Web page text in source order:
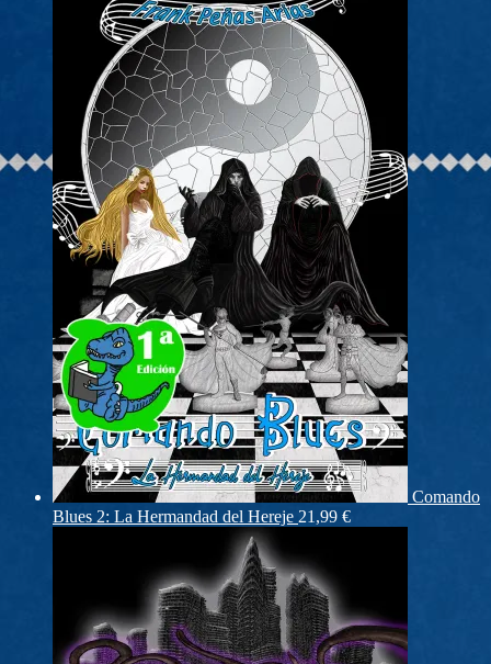
Comando
Blues 2: La Hermandad del Hereje 21,99 €